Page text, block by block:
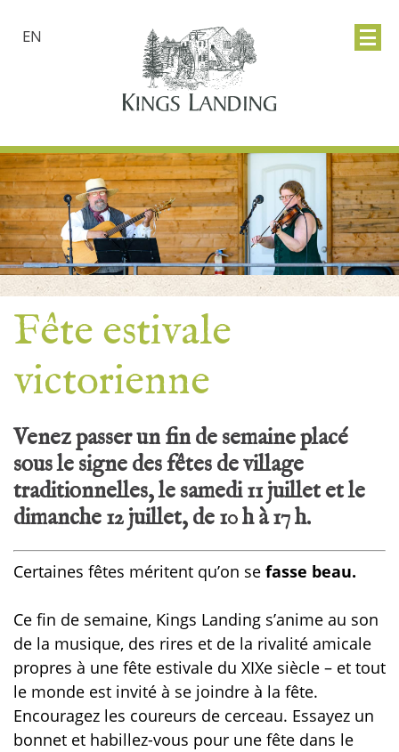
EN
Fête estivale
victorienne
Venez passer un fin de semaine placé
sous le signe des fêtes de village
traditionnelles, le samedi 11 juillet et le
dimanche 12 juillet, de 10 h à 17 h.
Certaines fêtes méritent qu’on se fasse beau.
Ce fin de semaine, Kings Landing s’anime au son
de la musique, des rires et de la rivalité amicale
propres à une fête estivale du XIXe siècle – et tout
le monde est invité à se joindre à la fête.
Encouragez les coureurs de cerceau. Essayez un
bonnet et habillez-vous pour une fête dans le